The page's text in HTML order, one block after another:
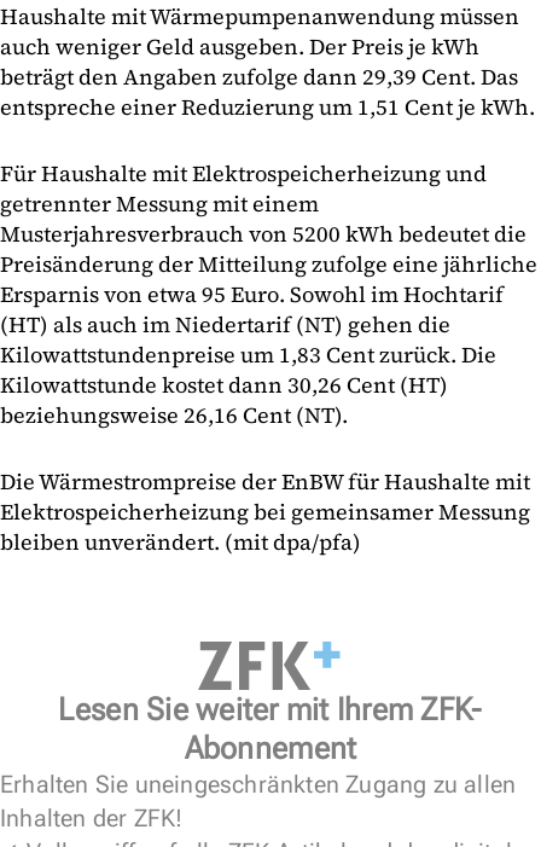
Haushalte mit Wärmepumpenanwendung müssen
auch weniger Geld ausgeben. Der Preis je kWh
beträgt den Angaben zufolge dann 29,39 Cent. Das
entspreche einer Reduzierung um 1,51 Cent je kWh.
Für Haushalte mit Elektrospeicherheizung und
getrennter Messung mit einem
Musterjahresverbrauch von 5200 kWh bedeutet die
Preisänderung der Mitteilung zufolge eine jährliche
Ersparnis von etwa 95 Euro. Sowohl im Hochtarif
(HT) als auch im Niedertarif (NT) gehen die
Kilowattstundenpreise um 1,83 Cent zurück. Die
Kilowattstunde kostet dann 30,26 Cent (HT)
beziehungsweise 26,16 Cent (NT).
Die Wärmestrompreise der EnBW für Haushalte mit
Elektrospeicherheizung bei gemeinsamer Messung
bleiben unverändert. (mit dpa/pfa)
Lesen Sie weiter mit Ihrem ZFK-
Abonnement
Erhalten Sie uneingeschränkten Zugang zu allen
Inhalten der ZFK!